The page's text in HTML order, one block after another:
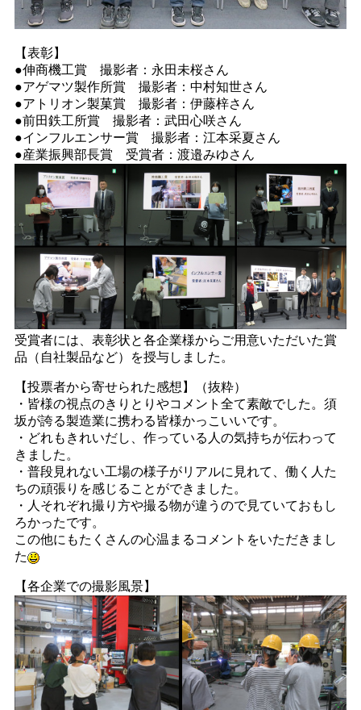
【表彰】
●伸商機工賞 撮影者：永田未桜さん
●アゲマツ製作所賞 撮影者：中村知世さん
●アトリオン製菓賞 撮影者：伊藤梓さん
●前田鉄工所賞 撮影者：武田心咲さん
●インフルエンサー賞 撮影者：江本采夏さん
●産業振興部長賞 受賞者：渡邉みゆさん
受賞者には、表彰状と各企業様からご用意いただいた賞
品（自社製品など）を授与しました。
【投票者から寄せられた感想】（抜粋）
・皆様の視点のきりとりやコメント全て素敵でした。須
坂が誇る製造業に携わる皆様かっこいいです。
・どれもきれいだし、作っている人の気持ちが伝わって
きました。
・普段見れない工場の様子がリアルに見れて、働く人た
ちの頑張りを感じることができました。
・人それぞれ撮り方や撮る物が違うので見ていておもし
ろかったです。
この他にもたくさんの心温まるコメントをいただきまし
た
【各企業での撮影風景】